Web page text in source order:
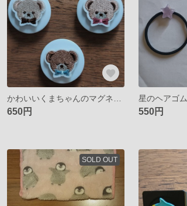
650円
星のヘアゴム
550円
SOLD OUT